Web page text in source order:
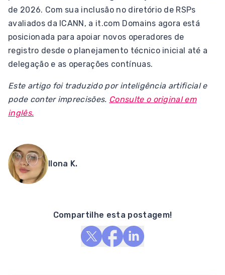
de 2026. Com sua inclusão no diretório de RSPs
avaliados da ICANN, a it.com Domains agora está
posicionada para apoiar novos operadores de
registro desde o planejamento técnico inicial até a
delegação e as operações contínuas.
Este artigo foi traduzido por inteligência artificial e
pode conter imprecisões. Consulte o original em
inglês.
Ilona K.
Compartilhe esta postagem!